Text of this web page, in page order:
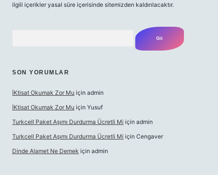
ilgili içerikler yasal süre içerisinde sitemizden kaldırılacaktır.
SON YORUMLAR
İKtisat Okumak Zor Mu için admin
İKtisat Okumak Zor Mu için Yusuf
Turkcell Paket Aşımı Durdurma Ücretli Mi için admin
Turkcell Paket Aşımı Durdurma Ücretli Mi için Cengaver
Dinde Alamet Ne Demek için admin